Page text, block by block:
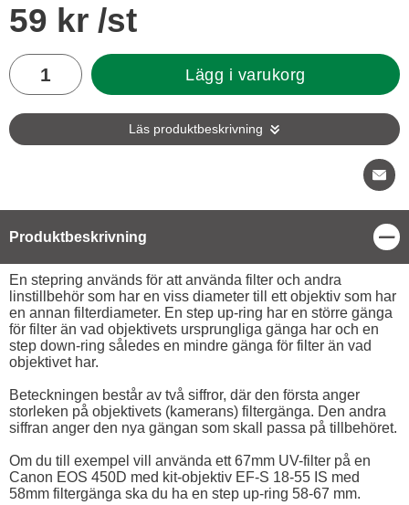
pris
59 kr /st
antal
Lägg i varukorg
Läs produktbeskrivning
Produktbeskrivning
Produktbeskrivning
En stepring används för att använda filter och andra
linstillbehör som har en viss diameter till ett objektiv som har
en annan filterdiameter. En step up-ring har en större gänga
för filter än vad objektivets ursprungliga gänga har och en
step down-ring således en mindre gänga för filter än vad
objektivet har.
Beteckningen består av två siffror, där den första anger
storleken på objektivets (kamerans) filtergänga. Den andra
siffran anger den nya gängan som skall passa på tillbehöret.
Om du till exempel vill använda ett 67mm UV-filter på en
Canon EOS 450D med kit-objektiv EF-S 18-55 IS med
58mm filtergänga ska du ha en step up-ring 58-67 mm.